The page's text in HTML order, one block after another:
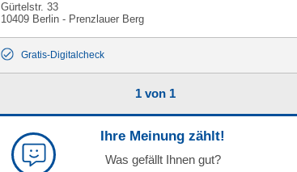
Gürtelstr. 33
10409 Berlin - Prenzlauer Berg
Gratis-Digitalcheck
1 von 1
Ihre Meinung zählt!
Was gefällt Ihnen gut?